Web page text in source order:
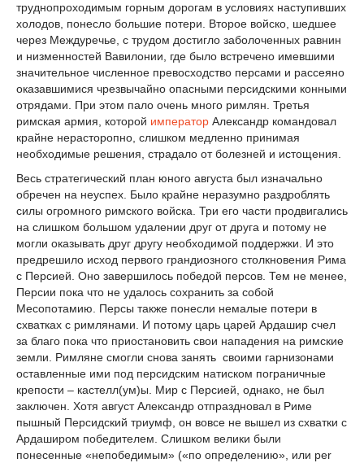
труднопроходимым горным дорогам в условиях наступивших
холодов, понесло большие потери. Второе войско, шедшее
через Междуречье, с трудом достигло заболоченных равнин
и низменностей Вавилонии, где было встречено имевшими
значительное численное превосходство персами и рассеяно
оказавшимися чрезвычайно опасными персидскими конными
отрядами. При этом пало очень много римлян. Третья
римская армия, которой император Александр командовал
крайне нерасторопно, слишком медленно принимая
необходимые решения, страдало от болезней и истощения.
Весь стратегический план юного августа был изначально
обречен на неуспех. Было крайне неразумно раздроблять
силы огромного римского войска. Три его части продвигались
на слишком большом удалении друг от друга и потому не
могли оказывать друг другу необходимой поддержки. И это
предрешило исход первого грандиозного столкновения Рима
с Персией. Оно завершилось победой персов. Тем не менее,
Персии пока что не удалось сохранить за собой
Месопотамию. Персы также понесли немалые потери в
схватках с римлянами. И потому царь царей Ардашир счел
за благо пока что приостановить свои нападения на римские
земли. Римляне смогли снова занять своими гарнизонами
оставленные ими под персидским натиском пограничные
крепости – кастелл(ум)ы. Мир с Персией, однако, не был
заключен. Хотя август Александр отпраздновал в Риме
пышный Персидский триумф, он вовсе не вышел из схватки с
Ардаширом победителем. Слишком велики были
понесенные «непобедимым» («по определению», или per